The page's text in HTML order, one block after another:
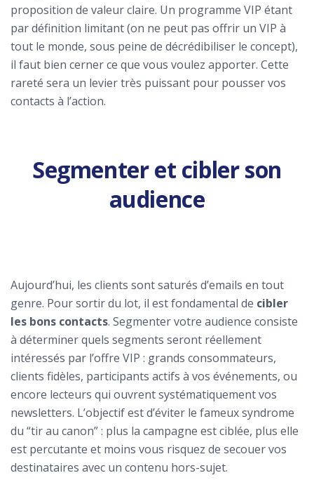
proposition de valeur claire. Un programme VIP étant
par définition limitant (on ne peut pas offrir un VIP à
tout le monde, sous peine de décrédibiliser le concept),
il faut bien cerner ce que vous voulez apporter. Cette
rareté sera un levier très puissant pour pousser vos
contacts à l’action.
Segmenter et cibler son
audience
Aujourd’hui, les clients sont saturés d’emails en tout
genre. Pour sortir du lot, il est fondamental de cibler
les bons contacts. Segmenter votre audience consiste
à déterminer quels segments seront réellement
intéressés par l’offre VIP : grands consommateurs,
clients fidèles, participants actifs à vos événements, ou
encore lecteurs qui ouvrent systématiquement vos
newsletters. L’objectif est d’éviter le fameux syndrome
du “tir au canon” : plus la campagne est ciblée, plus elle
est percutante et moins vous risquez de secouer vos
destinataires avec un contenu hors-sujet.